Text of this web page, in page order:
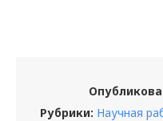
Рубрики: Научная